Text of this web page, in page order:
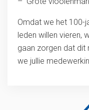
Omdat we het 100-
leden willen vieren,
gaan zorgen dat dit
we jullie